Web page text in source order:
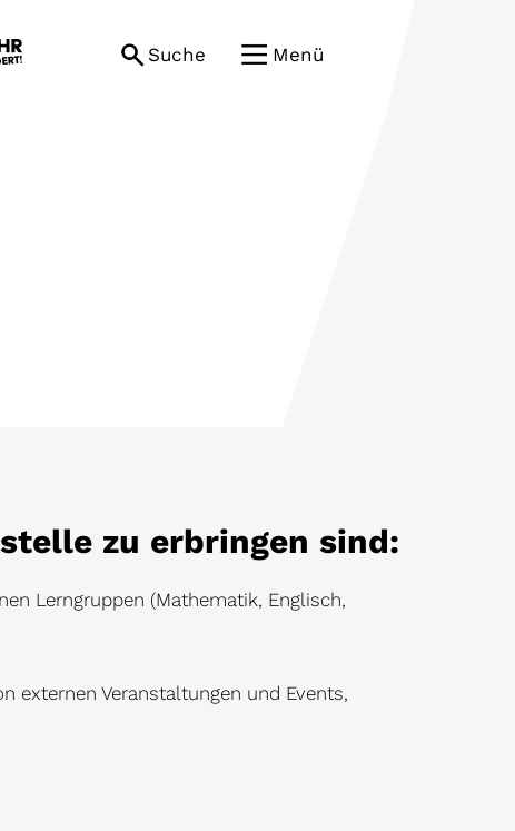
Suche Menü
zu erbringen sind:
Lerngruppen (Mathematik, Englisch,
externen Veranstaltungen und Events,